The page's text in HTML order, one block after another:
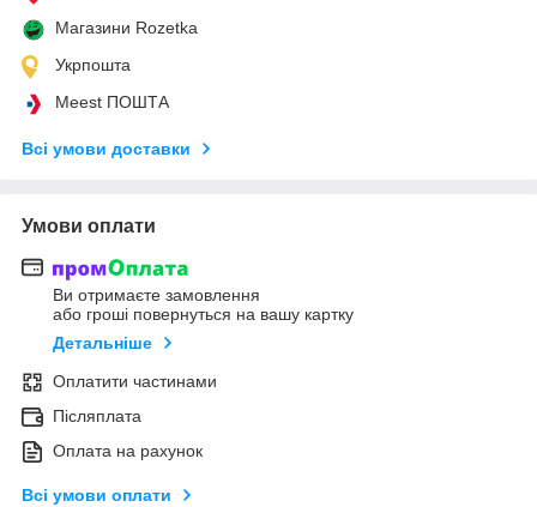
Магазини Rozetka
Укрпошта
Meest ПОШТА
Всі умови доставки
Умови оплати
Ви отримаєте замовлення
або гроші повернуться на вашу картку
Детальніше
Оплатити частинами
Післяплата
Оплата на рахунок
Всі умови оплати